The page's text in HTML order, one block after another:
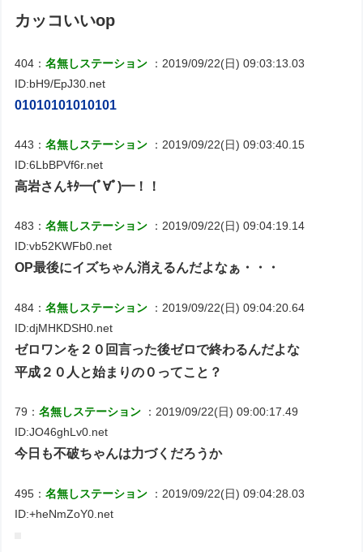
カッコいいop
404：名無しステーション
：2019/09/22(日) 09:03:13.03
ID:bH9/EpJ30.net
01010101010101
443：名無しステーション
：2019/09/22(日) 09:03:40.15
ID:6LbBPVf6r.net
高岩さんｷﾀ━(ﾟ∀ﾟ)━！！
483：名無しステーション
：2019/09/22(日) 09:04:19.14
ID:vb52KWFb0.net
OP最後にイズちゃん消えるんだよなぁ・・・
484：名無しステーション
：2019/09/22(日) 09:04:20.64
ID:djMHKDSH0.net
ゼロワンを２０回言った後ゼロで終わるんだよな
平成２０人と始まりの０ってこと？
79：名無しステーション
：2019/09/22(日) 09:00:17.49
ID:JO46ghLv0.net
今日も不破ちゃんは力づくだろうか
495：名無しステーション
：2019/09/22(日) 09:04:28.03
ID:+heNmZoY0.net